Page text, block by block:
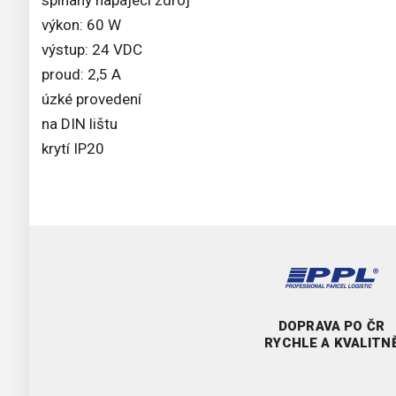
výkon: 60 W
výstup: 24 VDC
proud: 2,5 A
úzké provedení
na DIN lištu
krytí IP20
DOPRAVA PO ČR
RYCHLE A